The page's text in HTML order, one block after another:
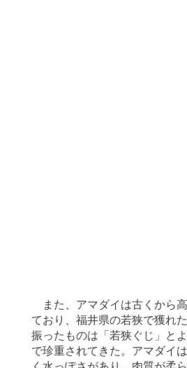
また、アマダイは古くから
ており、福井県の若狭で獲れ
振ったものは「若狭ぐじ」と
で珍重されてきた。アマダイ